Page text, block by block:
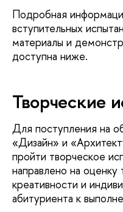
Подробная
вступительных
материалы и
доступна ниже.
Творческие
Для поступления на
«Дизайн» и
пройти творческое
направлено на оценку
креативности и
абитуриента к